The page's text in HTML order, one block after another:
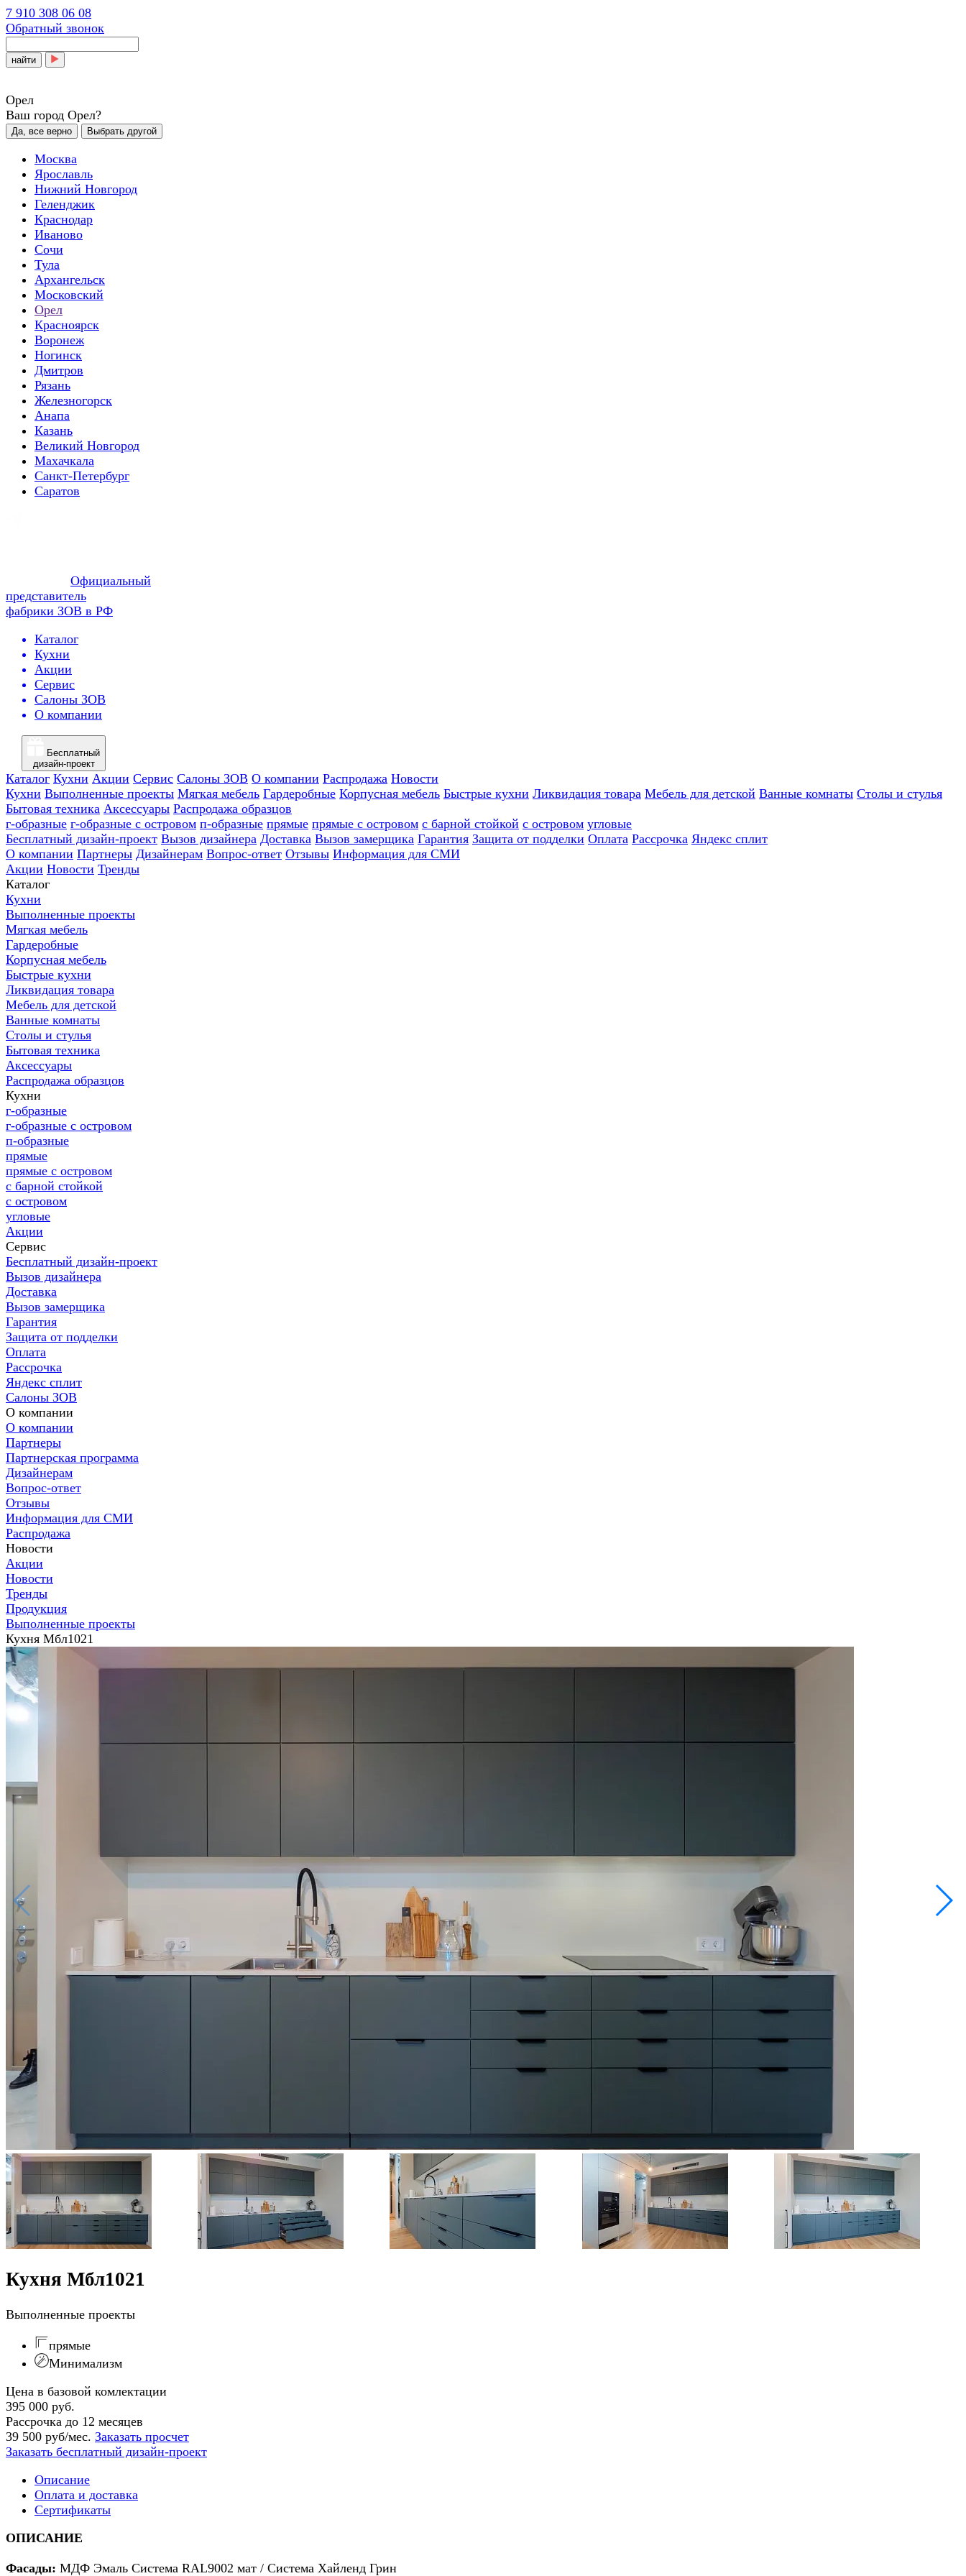
7 910 308 06 08
Обратный звонок
найти
Орел
Ваш город Орел?
Да, все верно Выбрать другой
Москва
Ярославль
Нижний Новгород
Геленджик
Краснодар
Иваново
Сочи
Тула
Архангельск
Московский
Орел
Красноярск
Воронеж
Ногинск
Дмитров
Рязань
Железногорск
Анапа
Казань
Великий Новгород
Махачкала
Санкт-Петербург
Саратов
Официальный
представитель
фабрики ЗОВ в РФ
Каталог
Кухни
Акции
Сервис
Салоны ЗОВ
О компании
Бесплатный
дизайн-проект
Каталог Кухни Акции Сервис Салоны ЗОВ О компании Распродажа Новости
Кухни Выполненные проекты Мягкая мебель Гардеробные Корпусная мебель Быстрые кухни Ликвидация товара Мебель для детской Ванные комнаты Столы и стулья
Бытовая техника Аксессуары Распродажа образцов
г-образные г-образные с островом п-образные прямые прямые с островом с барной стойкой с островом угловые
Бесплатный дизайн-проект Вызов дизайнера Доставка Вызов замерщика Гарантия Защита от подделки Оплата Рассрочка Яндекс сплит
О компании Партнеры Дизайнерам Вопрос-ответ Отзывы Информация для СМИ
Акции Новости Тренды
Каталог
Кухни
Выполненные проекты
Мягкая мебель
Гардеробные
Корпусная мебель
Быстрые кухни
Ликвидация товара
Мебель для детской
Ванные комнаты
Столы и стулья
Бытовая техника
Аксессуары
Распродажа образцов
Кухни
г-образные
г-образные с островом
п-образные
прямые
прямые с островом
с барной стойкой
с островом
угловые
Акции
Сервис
Бесплатный дизайн-проект
Вызов дизайнера
Доставка
Вызов замерщика
Гарантия
Защита от подделки
Оплата
Рассрочка
Яндекс сплит
Салоны ЗОВ
О компании
О компании
Партнеры
Партнерская программа
Дизайнерам
Вопрос-ответ
Отзывы
Информация для СМИ
Распродажа
Новости
Акции
Новости
Тренды
Продукция
Выполненные проекты
Кухня Мбл1021
Кухня Мбл1021
Выполненные проекты
прямые
Минимализм
Цена в базовой комлектации
395 000 руб.
Рассрочка до 12 месяцев
39 500 руб/мес. Заказать просчет
Заказать бесплатный дизайн-проект
Описание
Оплата и доставка
Сертификаты
ОПИСАНИЕ
Фасады: МДФ Эмаль Система RAL9002 мат / Система Хайленд Грин